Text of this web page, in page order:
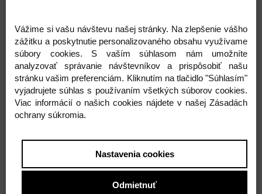
0,53 €
0,43 € ( bez DPH )
0,53 € - +
0,53 €
0,43 € ( bez DPH )
0,53 € - +
Vážime si vašu návštevu našej stránky. Na zlepšenie vášho
zážitku a poskytnutie personalizovaného obsahu využívame
súbory cookies. S vaším súhlasom nám umožníte
analyzovať správanie návštevníkov a prispôsobiť našu
stránku vašim preferenciám. Kliknutím na tlačidlo "Súhlasím"
vyjadrujete súhlas s používaním všetkých súborov cookies.
Viac informácií o našich cookies nájdete v našej Zásadách
ochrany súkromia.
Nastavenia cookies
Odmietnuť